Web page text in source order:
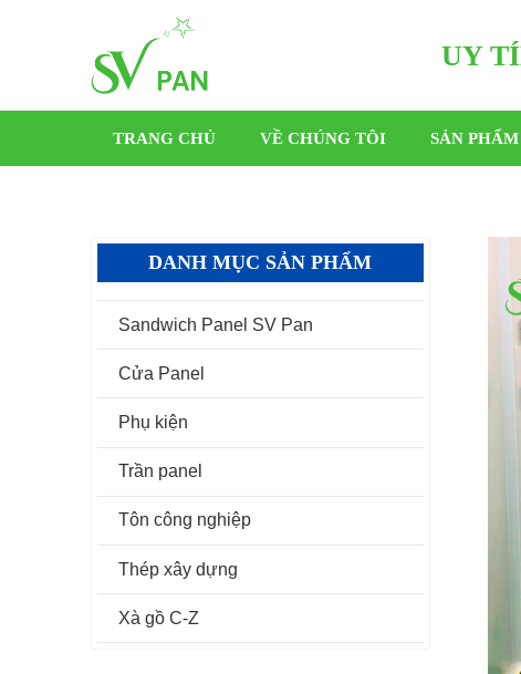
UY
TRANG CHỦ VỀ CHÚNG TÔI SẢN PHẨM
DANH MỤC SẢN PHẨM
Sandwich Panel SV Pan
Cửa Panel
Phụ kiện
Trần panel
Tôn công nghiệp
Thép xây dựng
Xà gồ C-Z